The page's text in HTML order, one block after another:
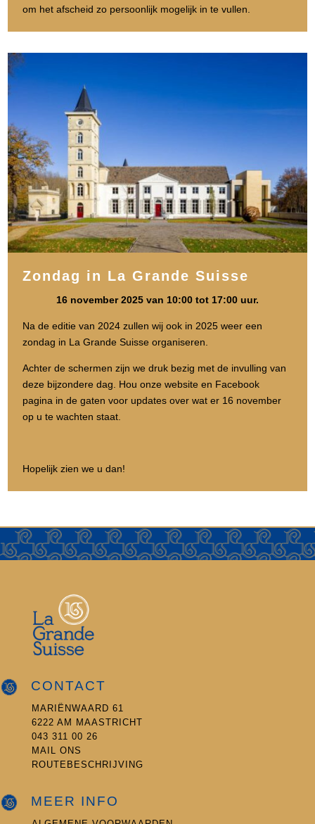
om het afscheid zo persoonlijk mogelijk in te vullen.
Zondag in La Grande Suisse
16 november 2025 van 10:00 tot 17:00 uur.
Na de editie van 2024 zullen wij ook in 2025 weer een
zondag in La Grande Suisse organiseren.
Achter de schermen zijn we druk bezig met de invulling van
deze bijzondere dag. Hou onze website en Facebook
pagina in de gaten voor updates over wat er 16 november
op u te wachten staat.
Hopelijk zien we u dan!
CONTACT
MARIËNWAARD 61
6222 AM MAASTRICHT
043 311 00 26
MAIL ONS
ROUTEBESCHRIJVING
MEER INFO